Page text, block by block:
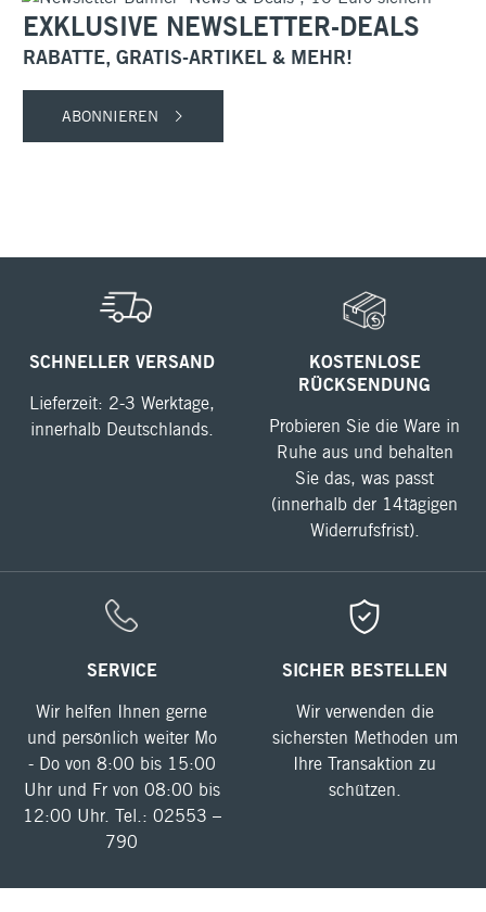
EXKLUSIVE NEWSLETTER-DEALS
RABATTE, GRATIS-ARTIKEL & MEHR!
ABONNIEREN
SCHNELLER VERSAND
Lieferzeit: 2-3 Werktage,
innerhalb Deutschlands.
KOSTENLOSE
RÜCKSENDUNG
Probieren Sie die Ware in
Ruhe aus und behalten
Sie das, was passt
(innerhalb der 14tägigen
Widerrufsfrist).
SERVICE
Wir helfen Ihnen gerne
und persönlich weiter Mo
- Do von 8:00 bis 15:00
Uhr und Fr von 08:00 bis
12:00 Uhr. Tel.: 02553 –
790
SICHER BESTELLEN
Wir verwenden die
sichersten Methoden um
Ihre Transaktion zu
schützen.